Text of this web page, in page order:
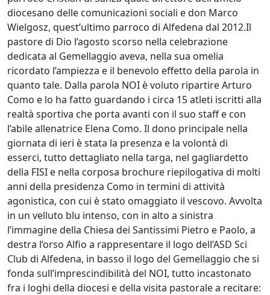
diocesano delle comunicazioni sociali e don Marco
Wielgosz, quest’ultimo parroco di Alfedena dal 2012.Il
pastore di Dio l’agosto scorso nella celebrazione
dedicata al Gemellaggio aveva, nella sua omelia
ricordato l’ampiezza e il benevolo effetto della parola in
quanto tale. Dalla parola NOI è voluto ripartire Arturo
Como e lo ha fatto guardando i circa 15 atleti iscritti alla
realtà sportiva che porta avanti con il suo staff e con
l’abile allenatrice Elena Como. Il dono principale nella
giornata di ieri è stata la presenza e la volontà di
esserci, tutto dettagliato nella targa, nel gagliardetto
della FISI e nella corposa brochure riepilogativa di molti
anni della presidenza Como in termini di attività
agonistica, con cui è stato omaggiato il vescovo. Avvolta
in un velluto blu intenso, con in alto a sinistra
l’immagine della Chiesa dei Santissimi Pietro e Paolo, a
destra l’orso Alfio a rappresentare il logo dell’ASD Sci
Club di Alfedena, in basso il logo del Gemellaggio che si
fonda sull’imprescindibilità del NOI, tutto incastonato
fra i loghi della diocesi e della visita pastorale a recitare: